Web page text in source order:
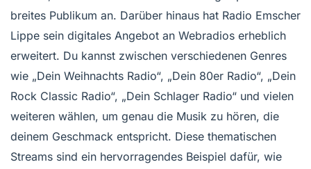
breites Publikum an. Darüber hinaus hat Radio Emscher
Lippe sein digitales Angebot an Webradios erheblich
erweitert. Du kannst zwischen verschiedenen Genres
wie „Dein Weihnachts Radio“, „Dein 80er Radio“, „Dein
Rock Classic Radio“, „Dein Schlager Radio“ und vielen
weiteren wählen, um genau die Musik zu hören, die
deinem Geschmack entspricht. Diese thematischen
Streams sind ein hervorragendes Beispiel dafür, wie